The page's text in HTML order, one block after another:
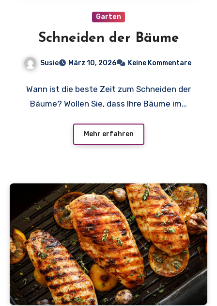
Garten
Schneiden der Bäume
Susie März 10, 2026 Keine Kommentare
Wann ist die beste Zeit zum Schneiden der
Bäume? Wollen Sie, dass Ihre Bäume im…
Mehr erfahren